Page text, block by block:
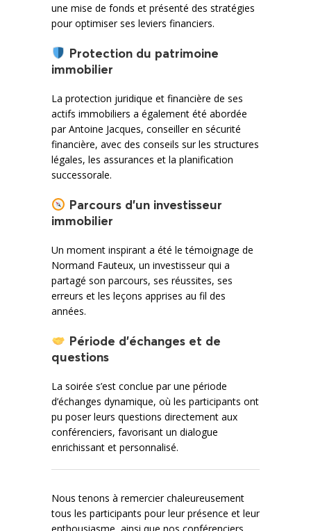
une mise de fonds et présenté des stratégies
pour optimiser ses leviers financiers.
Protection du patrimoine
immobilier
La protection juridique et financière de ses
actifs immobiliers a également été abordée
par Antoine Jacques, conseiller en sécurité
financière, avec des conseils sur les structures
légales, les assurances et la planification
successorale.
Parcours d’un investisseur
immobilier
Un moment inspirant a été le témoignage de
Normand Fauteux, un investisseur qui a
partagé son parcours, ses réussites, ses
erreurs et les leçons apprises au fil des
années.
Période d’échanges et de
questions
La soirée s’est conclue par une période
d’échanges dynamique, où les participants ont
pu poser leurs questions directement aux
conférenciers, favorisant un dialogue
enrichissant et personnalisé.
Nous tenons à remercier chaleureusement
tous les participants pour leur présence et leur